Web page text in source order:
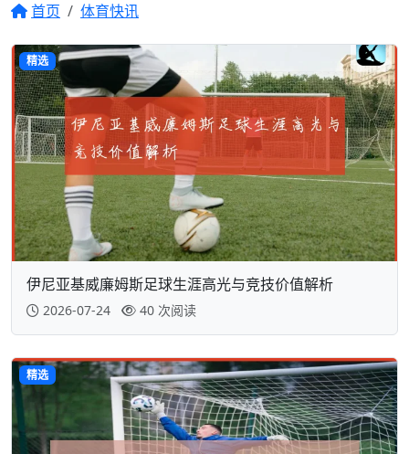
首页 体育快讯
精选
伊尼亚基威廉姆斯足球生涯高光与竞技价值解析
2026-07-24 40 次阅读
精选